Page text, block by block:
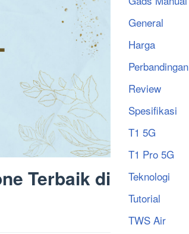
Terbaik di
General
Harga
Perbandingan
Review
Spesifikasi
T1 5G
T1 Pro 5G
Teknologi
Tutorial
TWS Air